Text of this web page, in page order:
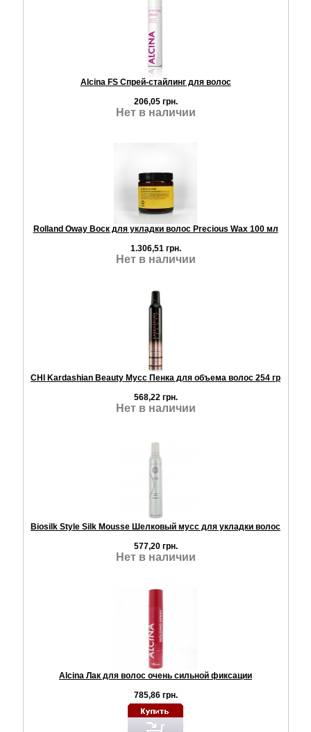
Alcina FS Спрей-стайлинг для волос
206,05 грн.
Нет в наличии
Rolland Oway Воск для укладки волос Precious Wax 100 мл
1.306,51 грн.
Нет в наличии
CHI Kardashian Beauty Мусс Пенка для объема волос 254 гр
568,22 грн.
Нет в наличии
Biosilk Style Silk Mousse Шелковый мусс для укладки волос
577,20 грн.
Нет в наличии
Alcina Лак для волос очень сильной фиксации
785,86 грн.